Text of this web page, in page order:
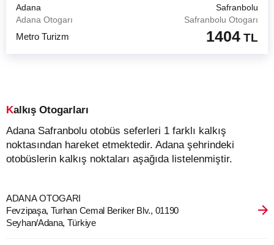
Adana
Safranbolu
Adana Otogarı
Safranbolu Otogarı
Metro Turizm 1404 TL
Kalkış Otogarları
Adana Safranbolu otobüs seferleri 1 farklı kalkış
noktasından hareket etmektedir. Adana şehrindeki
otobüslerin kalkış noktaları aşağıda listelenmiştir.
ADANA OTOGARI
Fevzipaşa, Turhan Cemal Beriker Blv., 01190
Seyhan/Adana, Türkiye